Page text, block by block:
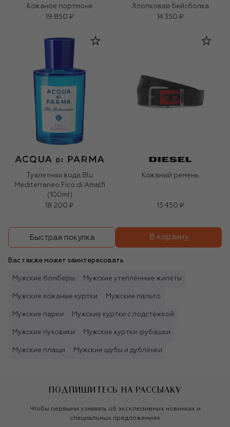
Кожаное портмоне
19 850 ₽
Хлопковая бейсболка
14 350 ₽
Туалетная вода Blu
Mediterraneo Fico di Amalfi
(100ml)
18 200 ₽
Кожаный ремень
15 450 ₽
Быстрая покупка В корзину
Вас также может заинтересовать
Мужские бомберы Мужские утеплённые жилеты
Мужские кожаные куртки Мужские пальто
Мужские парки Мужские куртки с подстёжкой
Мужские пуховики Мужские куртки-рубашки
Мужские плащи Мужские шубы и дублёнки
ПОДПИШИТЕСЬ НА РАССЫЛКУ
Чтобы первыми узнавать об эксклюзивных новинках и
специальных предложениях